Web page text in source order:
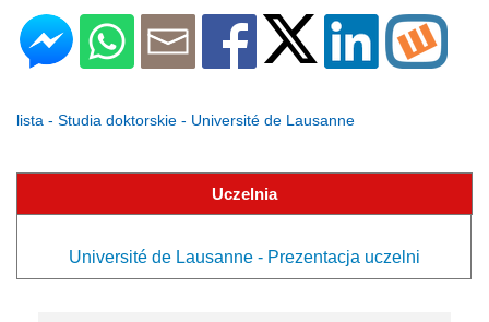
lista - Studia doktorskie - Université de Lausanne
Uczelnia
Université de Lausanne - Prezentacja uczelni